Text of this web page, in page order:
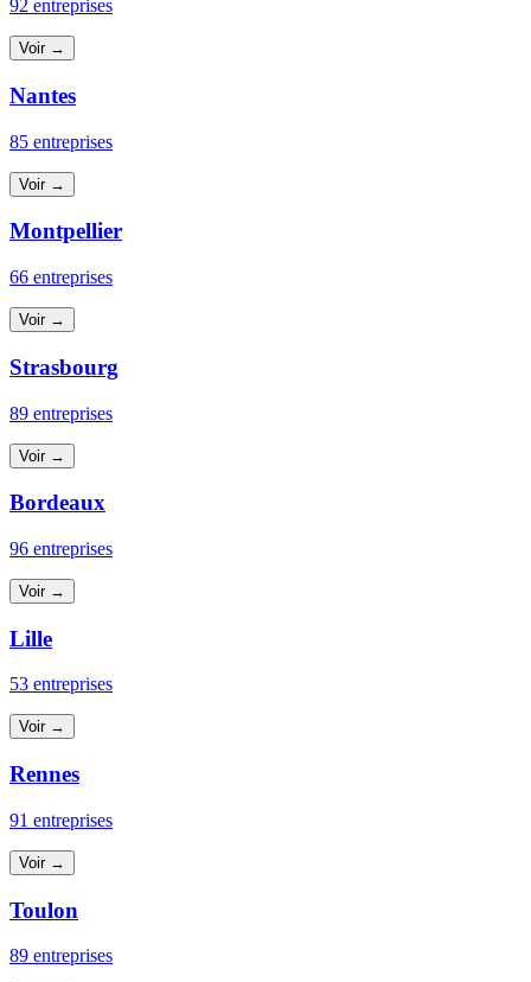
92 entreprises
Voir →
Nantes
85 entreprises
Voir →
Montpellier
66 entreprises
Voir →
Strasbourg
89 entreprises
Voir →
Bordeaux
96 entreprises
Voir →
Lille
53 entreprises
Voir →
Rennes
91 entreprises
Voir →
Toulon
89 entreprises